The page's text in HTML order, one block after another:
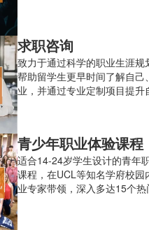
求职咨询
致力于通过科学的职业生涯规
帮助留学生更早时间了解自己
业，并通过专业定制项目提升
青少年职业体验课程
适合14-24岁学生设计的青年
课程，在UCL等知名学府校园
业专家带领，深入多达15个